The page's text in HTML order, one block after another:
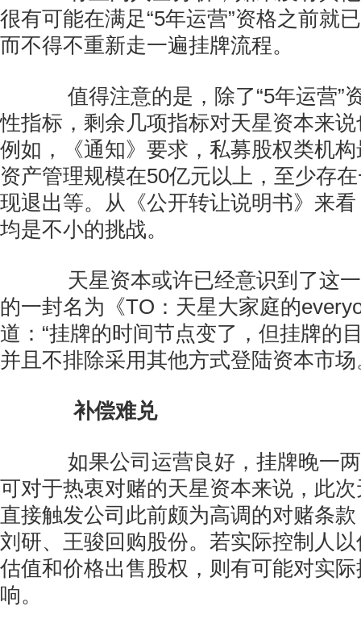
很有可能在满足“5年运营”资格之前就
而不得不重新走一遍挂牌流程。
值得注意的是，除了“5年运营”
性指标，剩余几项指标对天星资本来
例如，《通知》要求，私募股权类机
资产管理规模在50亿元以上，至少存
现退出等。从《公开转让说明书》来
均是不小的挑战。
天星资本或许已经意识到了这一
的一封名为《TO：天星大家庭的
道：“挂牌的时间节点变了，但挂牌的
并且不排除采用其他方式登陆资本市场
补偿难兑
如果公司运营良好，挂牌晚一两
可对于热衷对赌的天星资本来说，此
直接触发公司此前颇为高调的对赌条
刘研、王骏回购股份。若实际控制人
估值和价格出售股权，则有可能对实
响。